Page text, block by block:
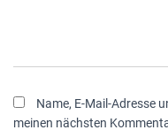
Name, E-Mail-Adresse
meinen nächsten